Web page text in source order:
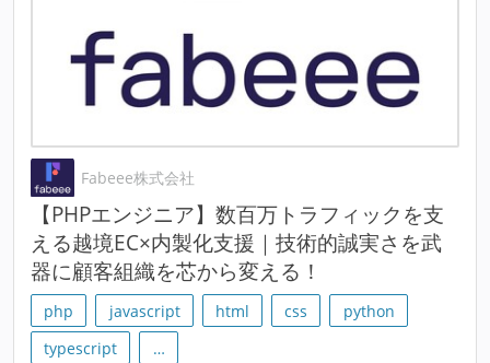
Fabeee株式会社
【PHPエンジニア】数百万トラフィックを支
える越境EC×内製化支援｜技術的誠実さを武
器に顧客組織を芯から変える！
php javascript html css
python
typescript
…